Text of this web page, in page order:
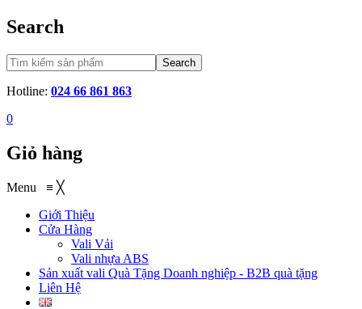
Search
Search
Hotline: 024 66 861 863
0
Giỏ hàng
Menu ≡ ╳
Giới Thiệu
Cửa Hàng
Vali Vải
Vali nhựa ABS
Sản xuất vali Quà Tặng Doanh nghiệp - B2B quà tặng
Liên Hệ